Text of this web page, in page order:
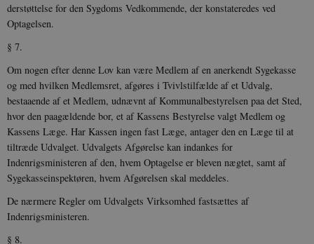
derstøttelse for den Sygdoms Vedkommende, der konstateredes ved
Optagelsen.
§ 7.
Om nogen efter denne Lov kan være Medlem af en anerkendt Sygekasse
og med hvilken Medlemsret, afgøres i Tvivlstilfælde af et Udvalg,
bestaaende af et Medlem, udnævnt af Kommunalbestyrelsen paa det Sted,
hvor den paagældende bor, et af Kassens Bestyrelse valgt Medlem og
Kassens Læge. Har Kassen ingen fast Læge, antager den en Læge til at
tiltræde Udvalget. Udvalgets Afgørelse kan indankes for
Indenrigsministeren af den, hvem Op­tagelse er bleven nægtet, samt af
Sygekasseinspektøren, hvem Afgørelsen skal meddeles.
De nærmere Regler om Udvalgets Virksomhed fastsættes af
Indenrigsministeren.
§ 8.